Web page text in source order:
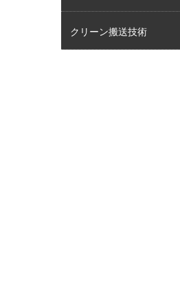
洗浄技術
クリーン搬送技術